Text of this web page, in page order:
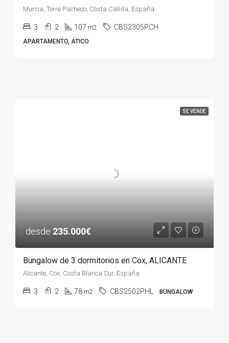
Murcia, Torre Pacheco, Costa Calida, España
3 2 107 m2 CBS2305PCH
APARTAMENTO, ÁTICO
SE VENDE
desde 235.000€
Bungalow de 3 dormitorios en Cox, ALICANTE
Alicante, Cox, Costa Blanca Sur, España
3 2 78 m2 CBS2502PHL BUNGALOW